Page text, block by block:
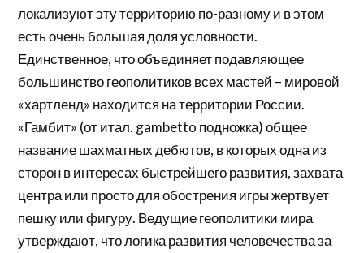
локализуют эту территорию по-разному и в этом
есть очень большая доля условности.
Единственное, что объединяет подавляющее
большинство геополитиков всех мастей – мировой
«хартленд» находится на территории России.
«Гамбит» (от итал. gambetto подножка) общее
название шахматных дебютов, в которых одна из
сторон в интересах быстрейшего развития, захвата
центра или просто для обострения игры жертвует
пешку или фигуру. Ведущие геополитики мира
утверждают, что логика развития человечества за